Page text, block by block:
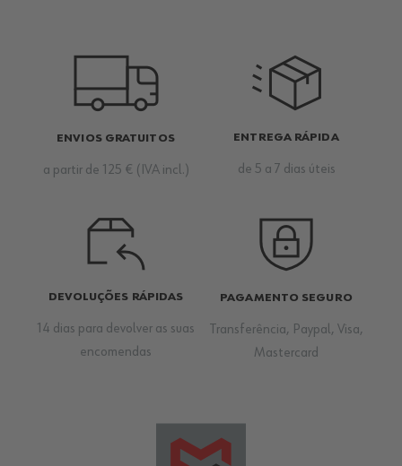
ENVIOS GRATUITOS
a partir de 125 € (IVA incl.)
ENTREGA RÁPIDA
de 5 a 7 dias úteis
DEVOLUÇÕES RÁPIDAS
14 dias para devolver as suas
encomendas
PAGAMENTO SEGURO
Transferência, Paypal, Visa,
Mastercard